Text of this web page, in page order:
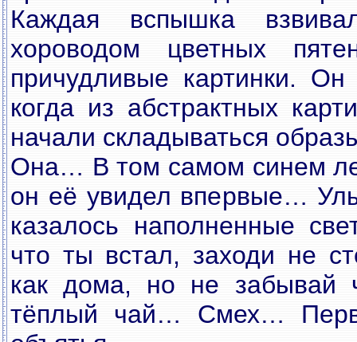
Каждая вспышка
хороводом цветных
причудливые картинки.
когда из абстрактных
начали складываться
Она… В том самом синем
он её увидел впервые…
казалось наполненные
что ты встал, заходи не
как дома, но не забывай
тёплый чай… Смех…